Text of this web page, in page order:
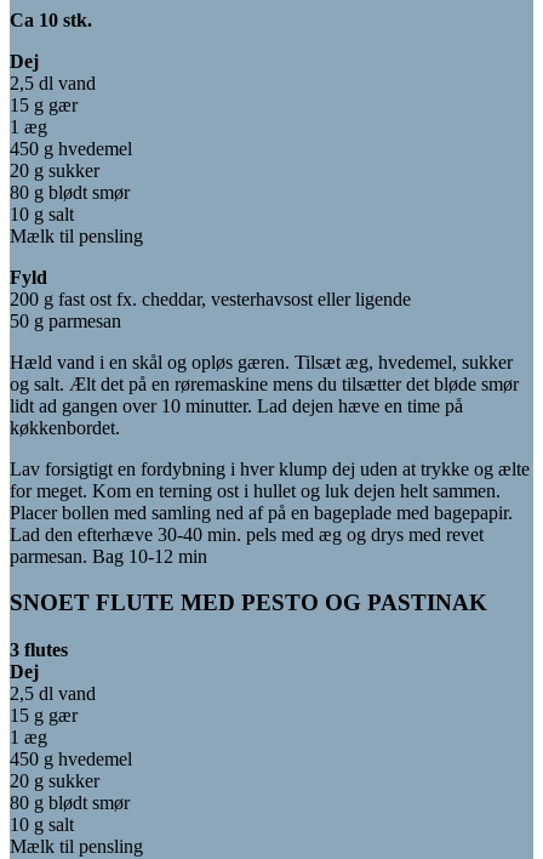
Ca 10 stk.
Dej
2,5 dl vand
15 g gær
1 æg
450 g hvedemel
20 g sukker
80 g blødt smør
10 g salt
Mælk til pensling
Fyld
200 g fast ost fx. cheddar, vesterhavsost eller ligende
50 g parmesan
Hæld vand i en skål og opløs gæren. Tilsæt æg, hvedemel, sukker
og salt. Ælt det på en røremaskine mens du tilsætter det bløde smør
lidt ad gangen over 10 minutter. Lad dejen hæve en time på
køkkenbordet.
Lav forsigtigt en fordybning i hver klump dej uden at trykke og ælte
for meget. Kom en terning ost i hullet og luk dejen helt sammen.
Placer bollen med samling ned af på en bageplade med bagepapir.
Lad den efterhæve 30-40 min. pels med æg og drys med revet
parmesan. Bag 10-12 min
SNOET FLUTE MED PESTO OG PASTINAK
3 flutes
Dej
2,5 dl vand
15 g gær
1 æg
450 g hvedemel
20 g sukker
80 g blødt smør
10 g salt
Mælk til pensling